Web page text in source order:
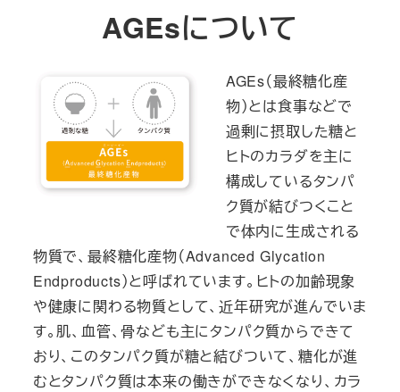
AGEsについて
AGEs（最終糖化産
物）とは食事などで
過剰に摂取した糖と
ヒトのカラダを主に
構成しているタンパ
ク質が結びつくこと
で体内に生成される
物質で、最終糖化産物（Advanced Glycation
Endproducts）と呼ばれています。ヒトの加齢現象
や健康に関わる物質として、近年研究が進んでいま
す。肌、血管、骨なども主にタンパク質からできて
おり、このタンパク質が糖と結びついて、糖化が進
むとタンパク質は本来の働きができなくなり、カラ